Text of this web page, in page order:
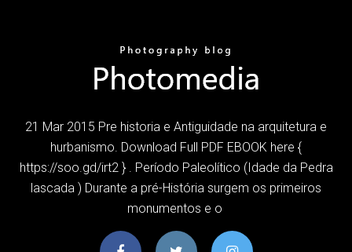
21 Mar 2015 Pre historia e Antiguidade na arquitetura e
hurbanismo. Download Full PDF EBOOK here {
https://soo.gd/irt2 } . Período Paleolítico (Idade da Pedra
lascada ) Durante a pré-História surgem os primeiros
monumentos e o